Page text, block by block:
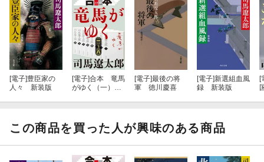
[電子]豊臣家の
人々 新装版
[電子]合本 竜馬
がゆく（一）〜
[電子]最後の将
軍 徳川慶喜
[電子]新選組血風
録 新装版
[
この商品を買った人が興味のある商品